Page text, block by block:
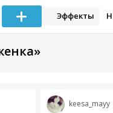
Эффекты
keesa_mayy